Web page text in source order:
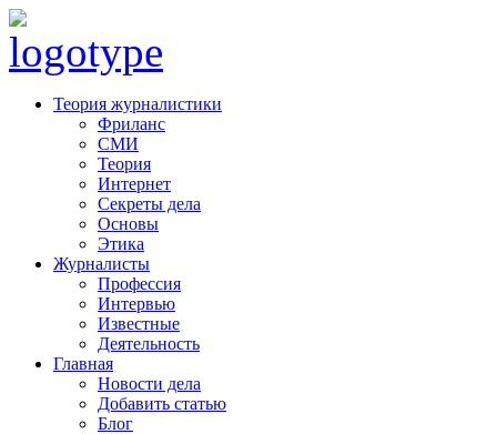
Теория журналистики
Фриланс
СМИ
Теория
Интернет
Секреты дела
Основы
Этика
Журналисты
Профессия
Интервью
Известные
Деятельность
Главная
Новости дела
Добавить статью
Блог